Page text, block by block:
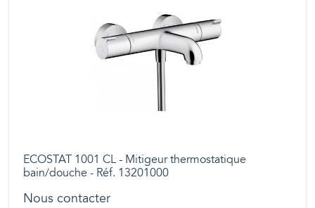
ECOSTAT 1001 CL - Mitigeur thermostatique
bain/douche - Réf. 13201000
Nous contacter